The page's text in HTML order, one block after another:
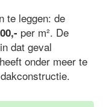
te leggen: de
per m². De
dat geval
onder meer te